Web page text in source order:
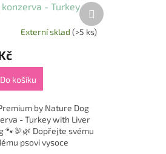
konzerva - Turkey
Externí sklad (>5 ks)
Do košíku
by Nature Dog
- Turkey with Liver
🐾🦃🌿 Dopřejte svému
psovi vysoce
Další
produkt